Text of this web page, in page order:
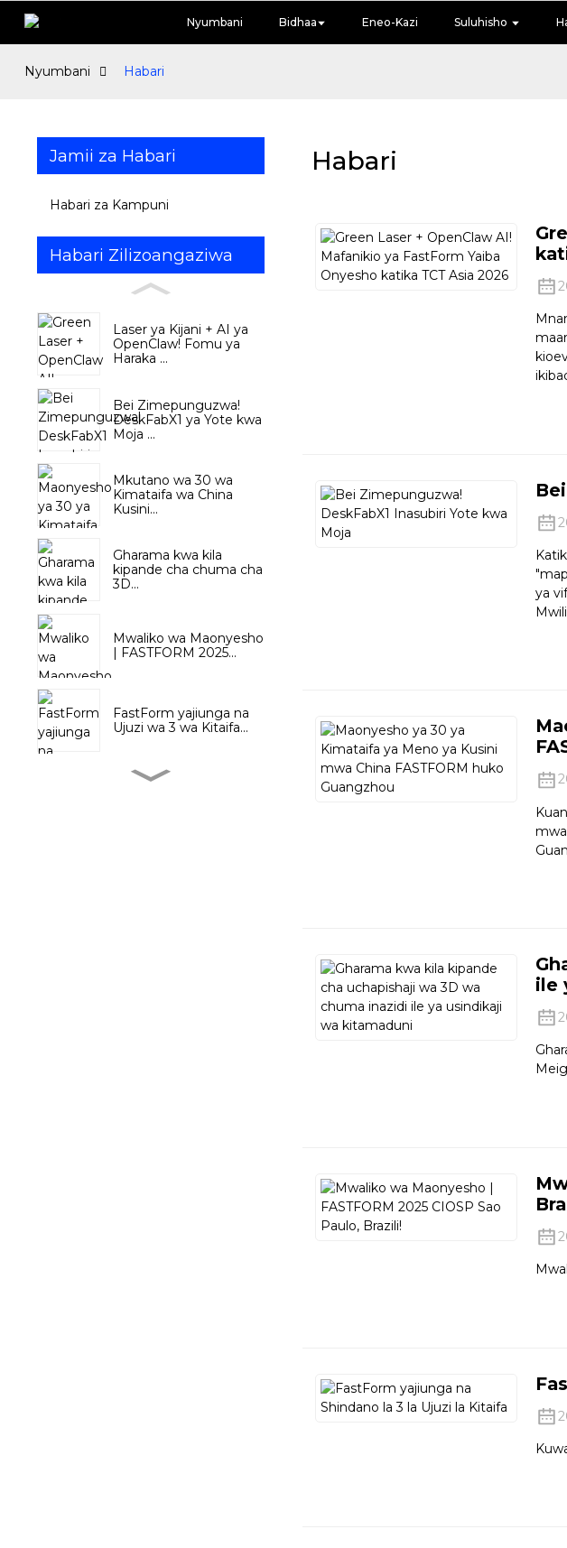
Nyumbani Bidhaa Eneo-Kazi Suluhisho
Nyumbani Habari
Jamii za Habari
Habari za Kampuni
Habari Zilizoangaziwa
Laser ya Kijani + AI ya
OpenClaw! Fomu ya
Haraka ...
Bei Zimepunguzwa!
DeskFabX1 ya Yote kwa
Moja ...
Mkutano wa 30 wa
Kimataifa wa China
Kusini...
Gharama kwa kila
kipande cha chuma cha
3D...
Mwaliko wa Maonyesho
| FASTFORM 2025...
FastForm yajiunga na
Ujuzi wa 3 wa Kitaifa...
TIDC Thailand 2024:
Habari
ya
ile